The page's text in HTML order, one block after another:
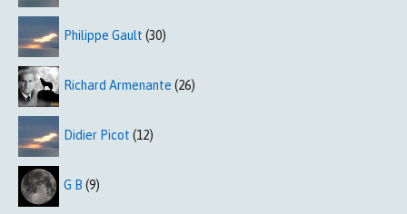
Philippe Gault (30)
Richard Armenante (26)
Didier Picot (12)
G B (9)